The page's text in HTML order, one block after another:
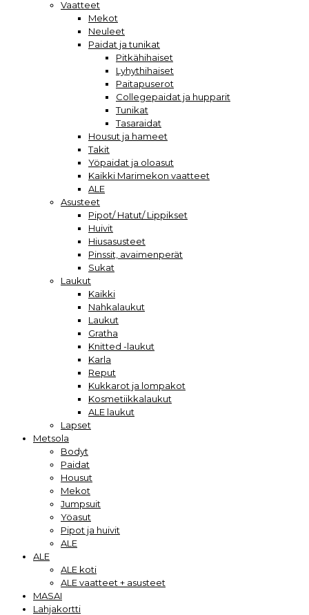
Vaatteet
Mekot
Neuleet
Paidat ja tunikat
Pitkähihaiset
Lyhythihaiset
Paitapuserot
Collegepaidat ja hupparit
Tunikat
Tasaraidat
Housut ja hameet
Takit
Yöpaidat ja oloasut
Kaikki Marimekon vaatteet
ALE
Asusteet
Pipot/ Hatut/ Lippikset
Huivit
Hiusasusteet
Pinssit, avaimenperät
Sukat
Laukut
Kaikki
Nahkalaukut
Laukut
Gratha
Knitted -laukut
Karla
Reput
Kukkarot ja lompakot
Kosmetiikkalaukut
ALE laukut
Lapset
Metsola
Bodyt
Paidat
Housut
Mekot
Jumpsuit
Yöasut
Pipot ja huivit
ALE
ALE
ALE koti
ALE vaatteet + asusteet
MASAI
Lahjakortti